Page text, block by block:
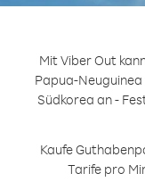
Mit Viber Out
Papua-
Südkorea an -
Kaufe
Tarife pro